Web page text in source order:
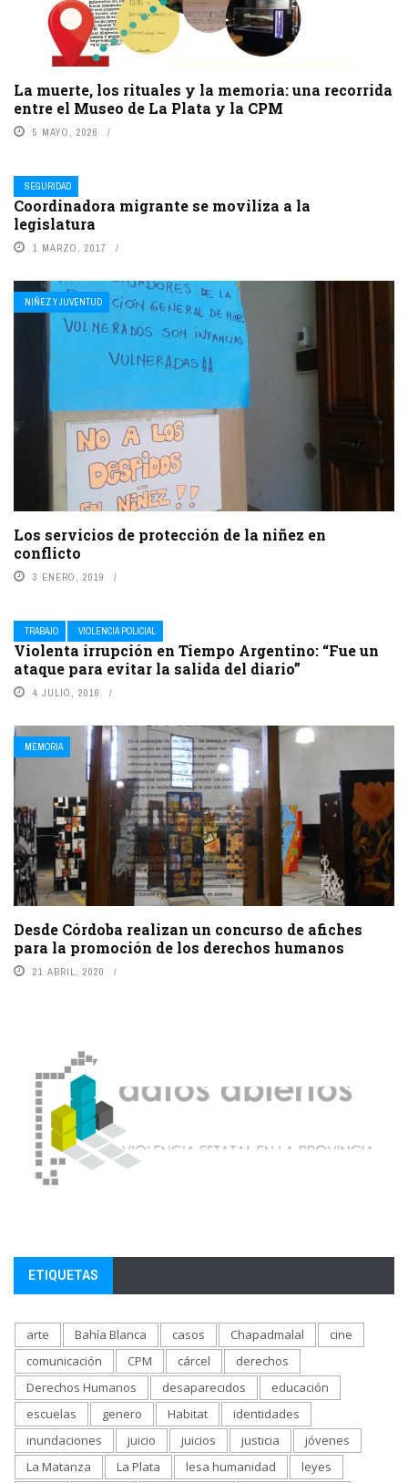
La muerte, los rituales y la memoria: una recorrida
entre el Museo de La Plata y la CPM
5 MAYO, 2026
SEGURIDAD
Coordinadora migrante se moviliza a la
legislatura
1 MARZO, 2017
NIÑEZ Y JUVENTUD
Los servicios de protección de la niñez en
conflicto
3 ENERO, 2019
TRABAJO VIOLENCIA POLICIAL
Violenta irrupción en Tiempo Argentino: “Fue un
ataque para evitar la salida del diario”
4 JULIO, 2016
MEMORIA
Desde Córdoba realizan un concurso de afiches
para la promoción de los derechos humanos
21 ABRIL, 2020
ETIQUETAS
arte Bahía Blanca casos Chapadmalal
cine
comunicación
CPM cárcel
derechos
Derechos Humanos
desaparecidos
educación
escuelas
genero Habitat
identidades
inundaciones
juicio juicios justicia
jóvenes
La Matanza
La Plata lesa humanidad
leyes